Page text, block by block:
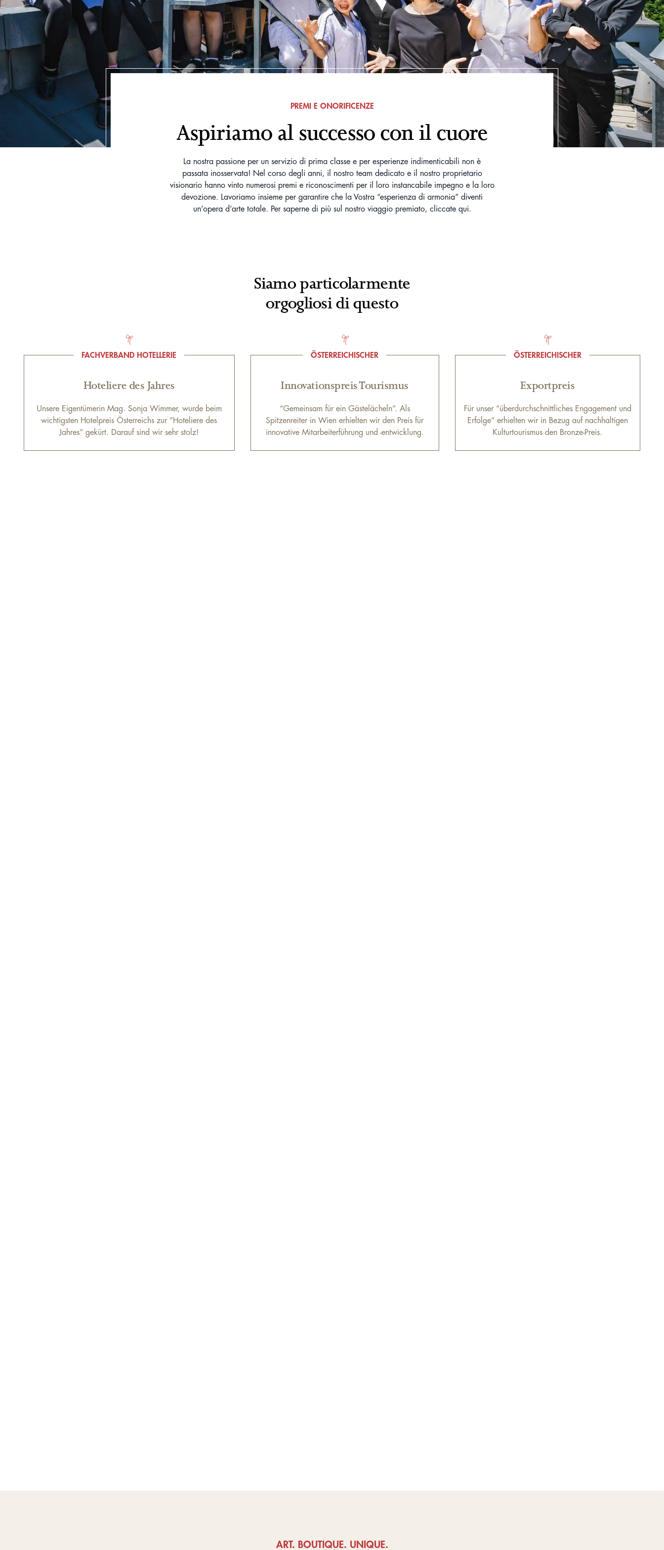
PREMI E ONORIFICENZE
Aspiriamo al successo con il cuore
La nostra passione per un servizio di prima classe e per esperienze indimenticabili non è
passata inosservata! Nel corso degli anni, il nostro team dedicato e il nostro proprietario
visionario hanno vinto numerosi premi e riconoscimenti per il loro instancabile impegno e la loro
devozione. Lavoriamo insieme per garantire che la Vostra “esperienza di armonia” diventi
un’opera d’arte totale. Per saperne di più sul nostro viaggio premiato, cliccate qui.
Siamo particolarmente
orgogliosi di questo
FACHVERBAND HOTELLERIE
Hoteliere des Jahres
Unsere Eigentümerin Mag. Sonja Wimmer, wurde beim
wichtigsten Hotelpreis Österreichs zur “Hoteliere des
Jahres” gekürt. Darauf sind wir sehr stolz!
ÖSTERREICHISCHER
Innovationspreis Tourismus
“Gemeinsam für ein Gästelächeln”. Als
Spitzenreiter in Wien erhielten wir den Preis für
innovative Mitarbeiterführung und -entwicklung.
ÖSTERREICHISCHER
Exportpreis
Für unser “überdurchschnittliches Engagement und
Erfolge” erhielten wir in Bezug auf nachhaltigen
Kulturtourismus den Bronze-Preis.
ART. BOUTIQUE. UNIQUE.